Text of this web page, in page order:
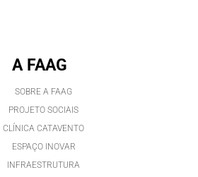
A FAAG
SOBRE A FAAG
PROJETO SOCIAIS
CLÍNICA CATAVENTO
ESPAÇO INOVAR
INFRAESTRUTURA